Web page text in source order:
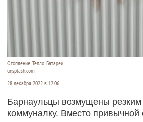
Отопление. Тепло. Батареи.
unsplash.com
28 декабря 2022 в 12:06
Барнаульцы возмущены резким
коммуналку. Вместо